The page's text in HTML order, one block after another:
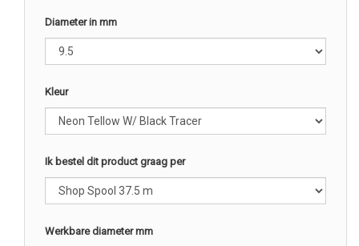
Diameter in mm
Kleur
Ik bestel dit product graag per
Werkbare diameter mm